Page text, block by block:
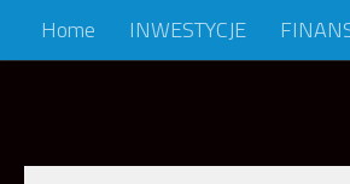
Skip to content
Home INWESTYCJE